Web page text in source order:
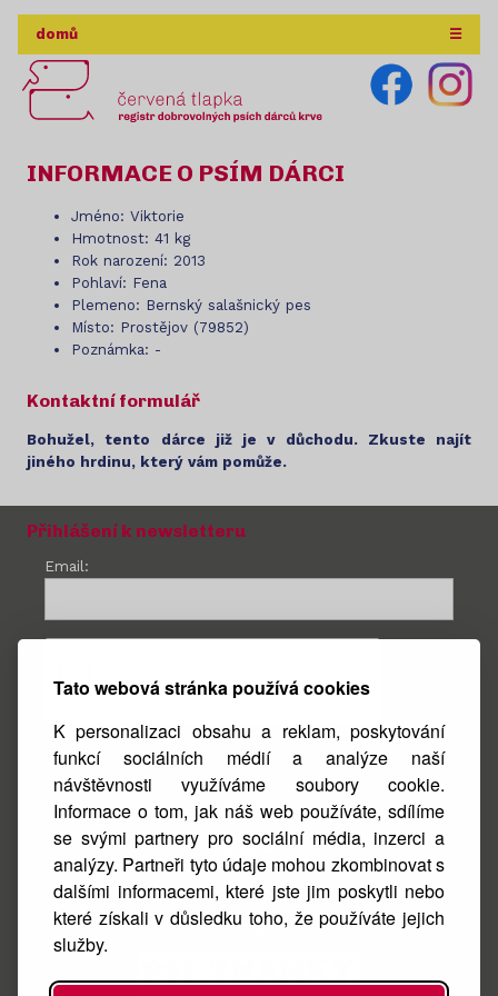
Tato webová stránka používá cookies
K personalizaci obsahu a reklam, poskytování
funkcí sociálních médií a analýze naší
návštěvnosti využíváme soubory cookie.
Informace o tom, jak náš web používáte, sdílíme
se svými partnery pro sociální média, inzerci a
analýzy. Partneři tyto údaje mohou zkombinovat s
dalšími informacemi, které jste jim poskytli nebo
které získali v důsledku toho, že používáte jejich
služby.
domů ☰
INFORMACE O PSÍM DÁRCI
Jméno: Viktorie
Hmotnost: 41 kg
Rok narození: 2013
Pohlaví: Fena
Plemeno: Bernský salašnický pes
Místo: Prostějov (79852)
Poznámka: -
Kontaktní formulář
Bohužel, tento dárce již je v důchodu. Zkuste najít
jiného hrdinu, který vám pomůže.
Přihlášení k newsletteru
Email:
Facebook
Instagram
O nás
Kontakt